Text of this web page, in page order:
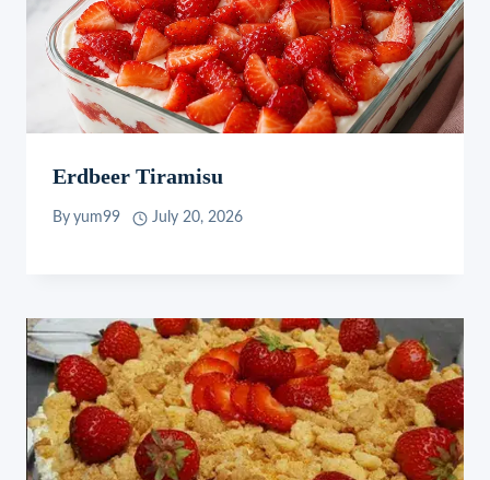
Erdbeer Tiramisu
By yum99 July 20, 2026